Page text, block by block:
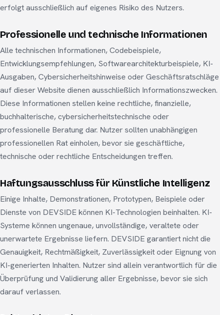
erfolgt ausschließlich auf eigenes Risiko des Nutzers.
Professionelle und technische Informationen
Alle technischen Informationen, Codebeispiele,
Entwicklungsempfehlungen, Softwarearchitekturbeispiele, KI-
Ausgaben, Cybersicherheitshinweise oder Geschäftsratschläge
auf dieser Website dienen ausschließlich Informationszwecken.
Diese Informationen stellen keine rechtliche, finanzielle,
buchhalterische, cybersicherheitstechnische oder
professionelle Beratung dar. Nutzer sollten unabhängigen
professionellen Rat einholen, bevor sie geschäftliche,
technische oder rechtliche Entscheidungen treffen.
Haftungsausschluss für Künstliche Intelligenz
Einige Inhalte, Demonstrationen, Prototypen, Beispiele oder
Dienste von DEVSIDE können KI-Technologien beinhalten. KI-
Systeme können ungenaue, unvollständige, veraltete oder
unerwartete Ergebnisse liefern. DEVSIDE garantiert nicht die
Genauigkeit, Rechtmäßigkeit, Zuverlässigkeit oder Eignung von
KI-generierten Inhalten. Nutzer sind allein verantwortlich für die
Überprüfung und Validierung aller Ergebnisse, bevor sie sich
darauf verlassen.